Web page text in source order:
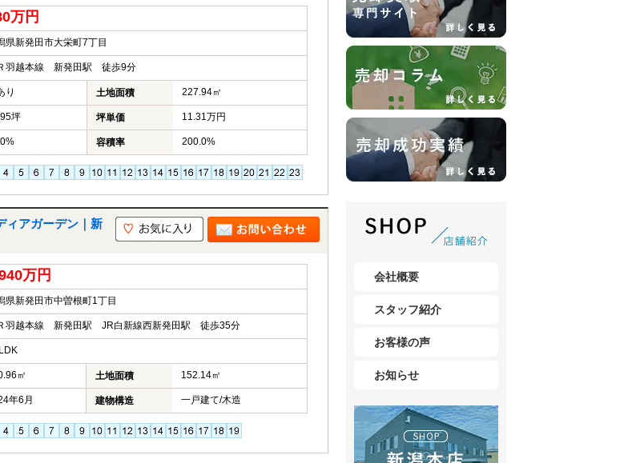
万円
県新発田市大栄町7丁目
羽越本線 新発田駅 徒歩9分
り 土地面積 227.94㎡
坪 坪単価 11.31万円
容積率 200.0%
アガーデン｜新
万円
県新発田市中曽根町1丁目
羽越本線 新発田駅 JR白新線西新発田駅 徒歩35分
㎡ 土地面積 152.14㎡
年6月 建物構造 一戸建て/木造
会社概要
スタッフ紹介
お客様の声
お知らせ